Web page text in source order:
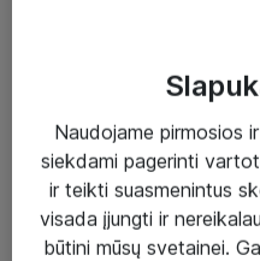
Paslaugos
Sprendimai
Įgyvendinti projektai
Naudojame pirmosios
siekdami pagerinti
ir teikti suasmenintus
visada įjungti ir
būtini mūsų svetainei.